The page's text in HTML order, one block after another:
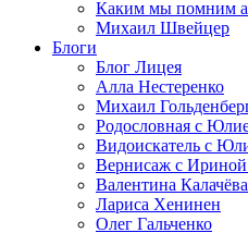
Каким мы помним
Михаил Швейцер
Блоги
Блог Лицея
Алла Нестеренко
Михаил
Родословная с
Видоискатель с
Вернисаж с
Валентина
Лариса Хенинен
Олег Гальченко